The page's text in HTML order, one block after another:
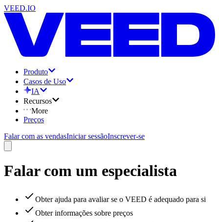
VEED.IO
Produto
Casos de Uso
IA
Recursos
More
Preços
Falar com as vendasIniciar sessãoInscrever-se
Falar com um especialista
Obter ajuda para avaliar se o VEED é adequado para si
Obter informações sobre preços